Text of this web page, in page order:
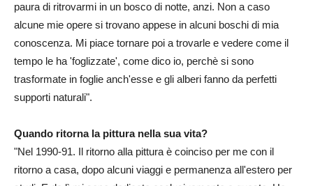
paura di ritrovarmi in un bosco di notte, anzi. Non a caso
alcune mie opere si trovano appese in alcuni boschi di mia
conoscenza. Mi piace tornare poi a trovarle e vedere come il
tempo le ha 'foglizzate', come dico io, perchè si sono
trasformate in foglie anch'esse e gli alberi fanno da perfetti
supporti naturali".
Quando ritorna la pittura nella sua vita?
"Nel 1990-91. Il ritorno alla pittura è coinciso per me con il
ritorno a casa, dopo alcuni viaggi e permanenza all'estero per